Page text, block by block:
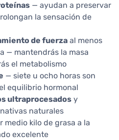
— ayudan a preservar
la sensación de
de fuerza al menos
— mantendrás la masa
el metabolismo
— siete u ocho horas son
equilibrio hormonal
ultraprocesados y
naturales
medio kilo de grasa a la
excelente